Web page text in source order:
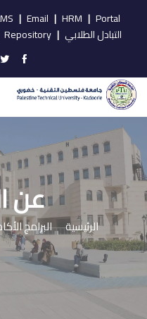
Portal
|
HRM
|
Email
|
التبادل الطلابي |
Repository
عن
الرئيسية البرامج